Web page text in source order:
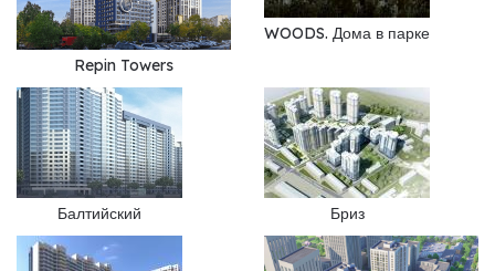
Repin Towers
WOODS. Дома в парке
Балтийский Бриз